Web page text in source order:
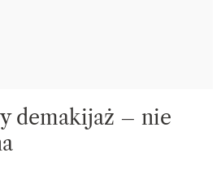
demakijaż – nie